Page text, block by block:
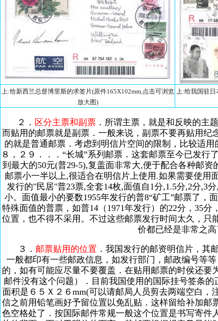
上:给新西兰总督博里斯的求签片(原件165X102mm,点击可浏览
放大图)
上:给我国驻日
２． 区分主票和副票．所谓主票，就是和反映的主
而贴用的邮票就是副票．一般来说，副票不要再贴用纪
的就是普通邮票．考虑到明信片空间的限制，比较适
８，２９．．．“长城”系列邮票．这套邮票至今已发行
到最大的50元(普29-5),复盖面非常大,便于配合各种邮
邮票小一半以上,很适合在明信片上使用.如果需要使用
发行的"民居"普23票,全套14枚,面值自1分,1.5分,2分,3
小。面值最小的要数1955年发行的普8“矿工”邮票了，
特殊面值的普票，如普14（1971年发行）的22分，35
位置，也不得不采用。不过这些邮票发行时间太久，只
价都已经是非常之
３． 邮票贴用的位置 ．我国发行的邮资明信片，其
一般都印有一些邮政信息，如发行部门，邮政编号等
的，如有可能应尽量不要覆盖．在贴用邮票的时侯还要
邮件没有这个问题）．目前我国使用的国际挂号签条
面积是６５Ｘ２６mm(可以请邮局人员剪去两端空白，
信之前用铅笔画好予留位置以免乱贴．这样留给补加邮
色空格处了．按国际邮件常规一般这个位置是书写寄件